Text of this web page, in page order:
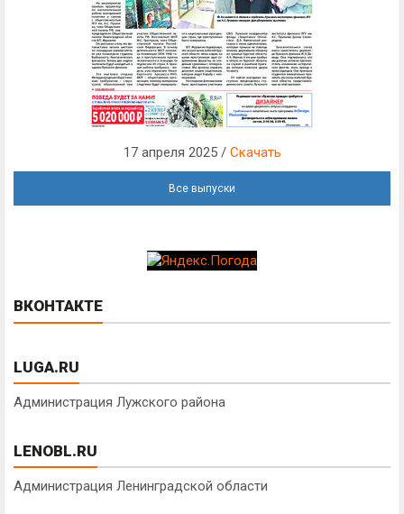
17 апреля 2025 / Скачать
Все выпуски
ВКОНТАКТЕ
LUGA.RU
Администрация Лужского района
LENOBL.RU
Администрация Ленинградской области